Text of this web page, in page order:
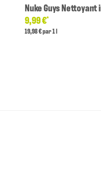
Nuke Guys
9,99 €*
19,98 € par 1 l